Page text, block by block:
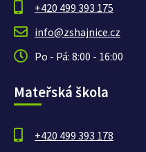
+420 499 393 175
info@zshajnice.cz
Po - Pá: 8:00 - 16:00
Mateřská škola
+420 499 393 178